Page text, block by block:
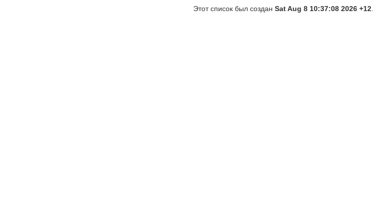
Этот список был создан Sat Aug 8 10:37:08 2026 +12